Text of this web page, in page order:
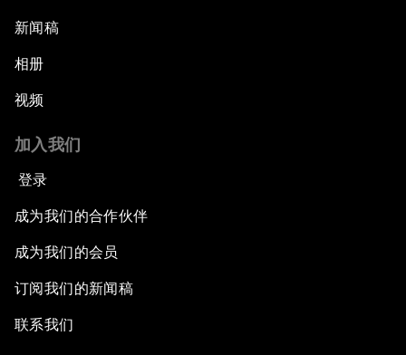
新闻稿
相册
视频
加入我们
登录
成为我们的合作伙伴
成为我们的会员
订阅我们的新闻稿
联系我们